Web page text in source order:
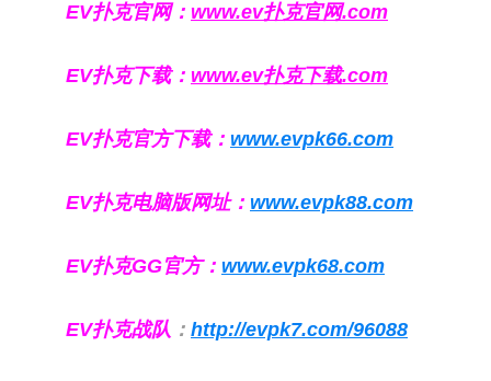
EV扑克官网： www.ev扑克官网.com
EV扑克下载： www.ev扑克下载.com
EV扑克官方下载： www.evpk66.com
EV扑克电脑版网址： www.evpk88.com
EV扑克GG官方： www.evpk68.com
EV扑克战队 ： http://evpk7.com/96088